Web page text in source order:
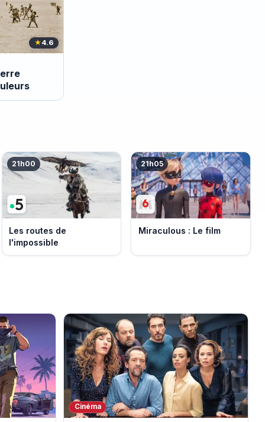
★4.6
21h00
Les routes de
l'impossible
21h05
Miraculous : Le film
Cinéma